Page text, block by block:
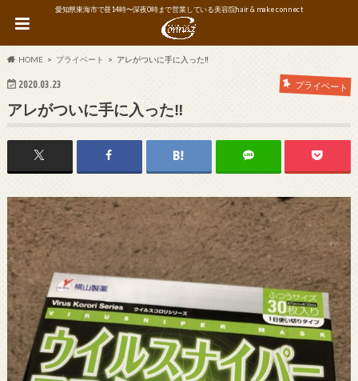
愛知県東海市で昼14時〜深夜0時まで営業している美容院hair & make connect
HOME プライベート アレがついに手に入った‼︎
2020.03.23 プライベート
アレがついに手に入った‼︎